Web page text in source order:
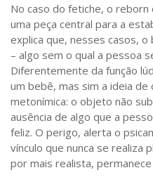
No caso do fetiche, o
uma peça central para a
explica que, nesses casos,
– algo sem o qual a pessoa
Diferentemente da função
um bebê, mas sim a ideia de
metonímica: o objeto não
ausência de algo que a
feliz. O perigo, alerta o
vínculo que nunca se realiza
por mais realista,